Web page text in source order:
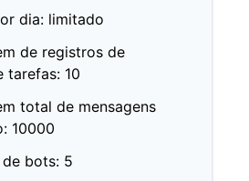
dia: limitado
de registros de
tarefas: 10
total de mensagens
10000
bots: 5